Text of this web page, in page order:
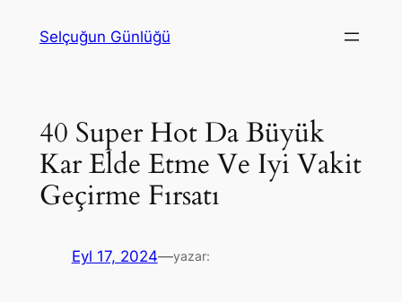
Selçuğun Günlüğü
40 Super Hot Da Büyük
Kar Elde Etme Ve Iyi Vakit
Geçirme Fırsatı
Eyl 17, 2024—yazar: